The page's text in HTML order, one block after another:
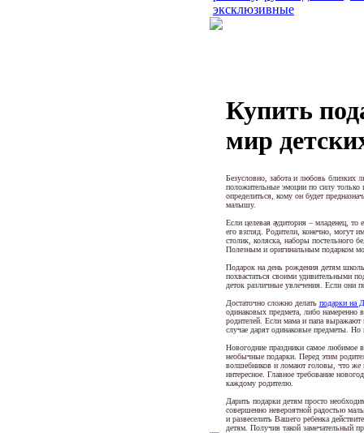
эксклюзивные
Купить
мир
Безусловно, забота и любовь близких
положительные эмоции по силу
определиться, кому он будет
малышу.
Если целевая аудитория – младенец,
его взгляд. Родители, конечно, могут
столик, коляска, наборы постельного
Полезным и оригинальным подарком
Подарок на день рождения детям
похвастаться своими удивительными
деток различные увлечения. Если они
Достаточно сложно делать подарки на
одинаковых предмета, либо намеренно
родителей. Если мама и папа
случае дарят одинаковые предметы.
Новогодние праздники самое любимое
необычные подарки. Перед этим
волшебников и ломают головы, что же
интересное. Главное требование
каждому родителю.
Дарить подарки детям просто
совершенно невероятной радостью
и развеселить Вашего ребенка
детям. Получив такой замечательный